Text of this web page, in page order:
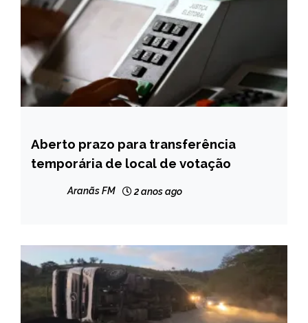
BRASIL
NOTÍCIAS
Aberto prazo para transferência
temporária de local de votação
Aranãs FM 2 anos ago